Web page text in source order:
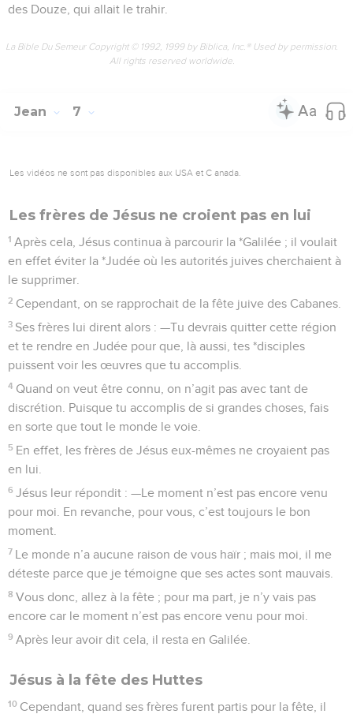
des Douze, qui allait le trahir.
La Bible Du Semeur Copyright © 1992, 1999 by Biblica, Inc.® Used by permission.
All rights reserved worldwide.
Jean 7
Les vidéos ne sont pas disponibles aux USA et C anada.
Les frères de Jésus ne croient pas en lui
1 Après cela, Jésus continua à parcourir la *Galilée ; il voulait
en effet éviter la *Judée où les autorités juives cherchaient à
le supprimer.
2 Cependant, on se rapprochait de la fête juive des Cabanes.
3 Ses frères lui dirent alors : —Tu devrais quitter cette région
et te rendre en Judée pour que, là aussi, tes *disciples
puissent voir les œuvres que tu accomplis.
4 Quand on veut être connu, on n’agit pas avec tant de
discrétion. Puisque tu accomplis de si grandes choses, fais
en sorte que tout le monde le voie.
5 En effet, les frères de Jésus eux-mêmes ne croyaient pas
en lui.
6 Jésus leur répondit : —Le moment n’est pas encore venu
pour moi. En revanche, pour vous, c’est toujours le bon
moment.
7 Le monde n’a aucune raison de vous haïr ; mais moi, il me
déteste parce que je témoigne que ses actes sont mauvais.
8 Vous donc, allez à la fête ; pour ma part, je n’y vais pas
encore car le moment n’est pas encore venu pour moi.
9 Après leur avoir dit cela, il resta en Galilée.
Jésus à la fête des Huttes
10 Cependant, quand ses frères furent partis pour la fête, il